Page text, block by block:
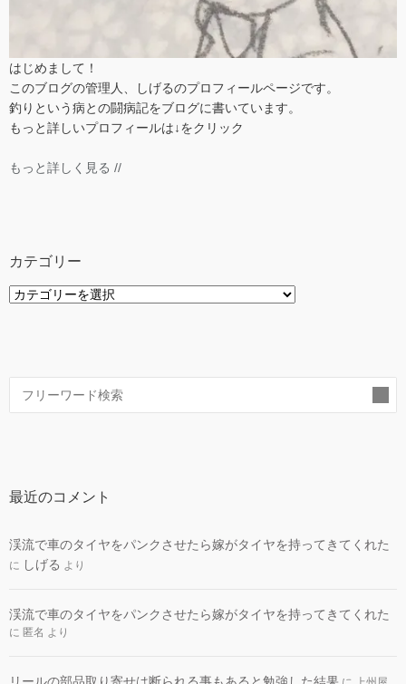
はじめまして！
このブログの管理人、しげるのプロフィールページです。
釣りという病との闘病記をブログに書いています。
もっと詳しいプロフィールは↓をクリック
もっと詳しく見る //
カテゴリー
カ
最近のコメント
渓流で車のタイヤをパンクさせたら嫁がタイヤを持ってきてくれた
に しげる より
渓流で車のタイヤをパンクさせたら嫁がタイヤを持ってきてくれた
に 匿名 より